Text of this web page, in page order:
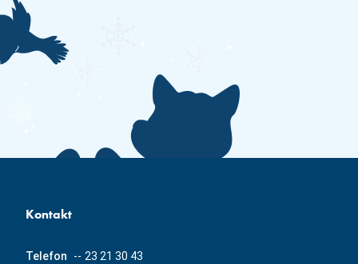
Kontakt
Telefon -- 23 21 30 43